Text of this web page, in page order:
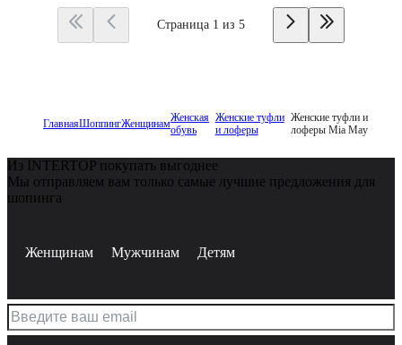
Страница 1 из 5
ГлавнаяШоппингЖенщинамЖенская
обувь
Женские туфли
и лоферы
Женские туфли и
лоферы Mia May
Из INTERTOP покупать выгоднее
Мы отправляем вам только самые лучшие предложения для
шопинга
Женщинам Мужчинам Детям